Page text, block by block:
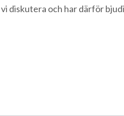
diskutera och har därför